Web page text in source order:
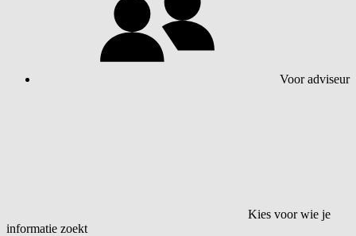
Voor adviseur
Kies voor wie je
informatie zoekt